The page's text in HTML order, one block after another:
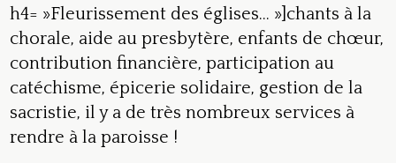
h4= »Fleurissement des églises… »]chants à la
chorale, aide au presbytère, enfants de chœur,
contribution financière, participation au
catéchisme, épicerie solidaire, gestion de la
sacristie, il y a de très nombreux services à
rendre à la paroisse !